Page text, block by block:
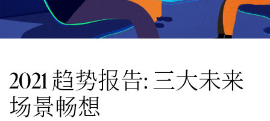
2021 趋势报告: 三大未来
场景畅想